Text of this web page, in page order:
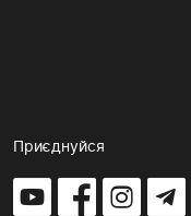
Приєднуйся